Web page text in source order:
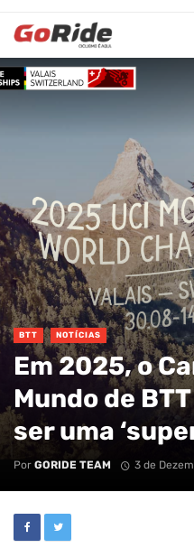
BTT NOTÍCIAS
Em 2025, o
Mundo de
ser uma
Por GORIDE TEAM 3 de